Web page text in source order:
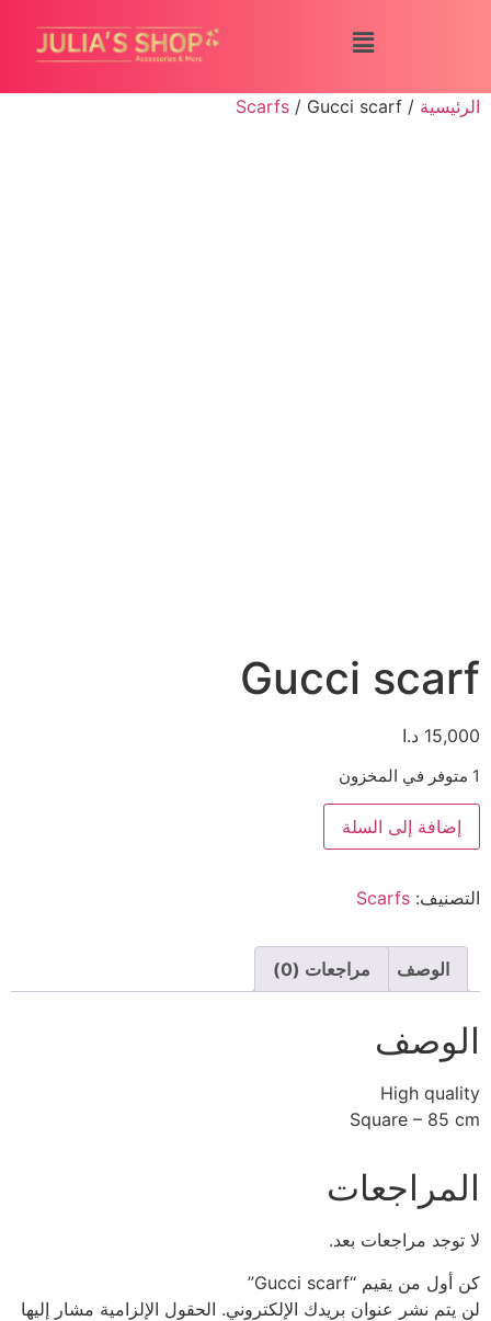
الرئيسية /
Scarfs / Gucci scarf
Gucci scarf
15,000 د.ا
1 متوفر في المخزون
إضافة إلى السلة
التصنيف: Scarfs
الوصف مراجعات (0)
الوصف
High quality
Square – 85 cm
المراجعات
لا توجد مراجعات بعد.
كن أول من يقيم “Gucci scarf”
لن يتم نشر عنوان بريدك الإلكتروني. الحقول الإلزامية مشار إليها